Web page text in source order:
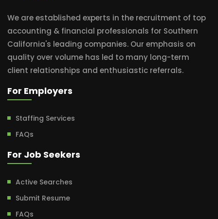
We are established experts in the recruitment of top
accounting & financial professionals for Southern
California's leading companies. Our emphasis on
quality over volume has led to many long-term
client relationships and enthusiastic referrals.
For Employers
Staffing Services
FAQs
For Job Seekers
Active Searches
Submit Resume
FAQs